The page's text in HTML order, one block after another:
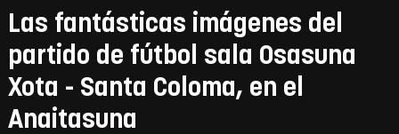
Las fantásticas imágenes del
partido de fútbol sala Osasuna
Xota - Santa Coloma, en el
Anaitasuna